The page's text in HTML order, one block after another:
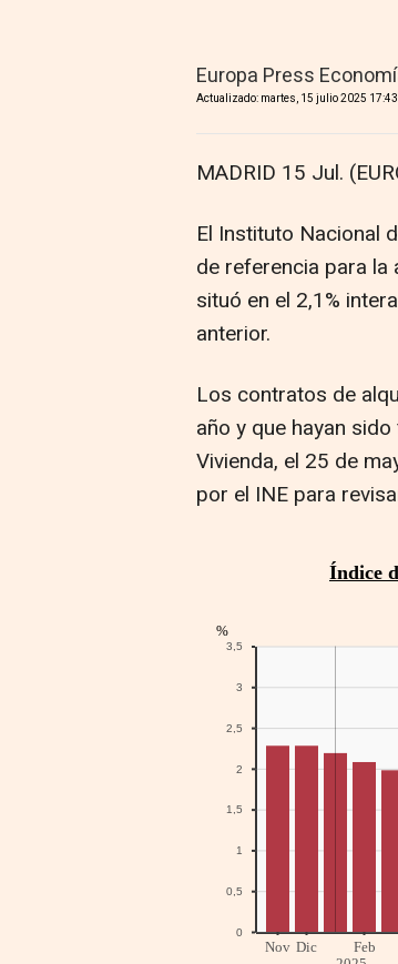
Europa Press
Actualizado: martes, 15 julio 2025 17:43
MADRID 15 Jul.
El Instituto Nacional
de referencia para la
situó en el 2,1%
anterior.
Los contratos de
año y que hayan
Vivienda, el 25 de
por el INE para